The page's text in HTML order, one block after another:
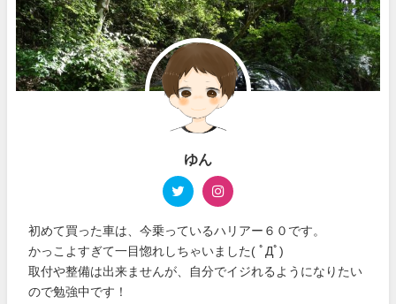
ゆん
初めて買った車は、今乗っているハリアー６０です。
かっこよすぎて一目惚れしちゃいました( ﾟДﾟ)
取付や整備は出来ませんが、自分でイジれるようになりたい
ので勉強中です！